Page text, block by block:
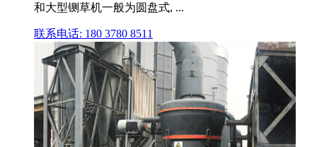
和大型铡草机一般为圆盘式, ...
联系电话: 180 3780 8511